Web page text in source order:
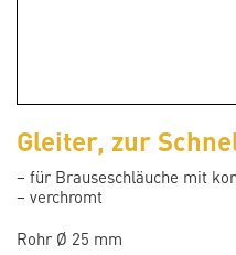
Gleiter, zur
– für Brauseschläuche mit
– verchromt
Rohr Ø 25 mm